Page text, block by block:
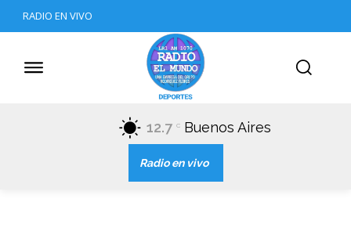
RADIO EN VIVO
12.7 C Buenos Aires
Radio en vivo